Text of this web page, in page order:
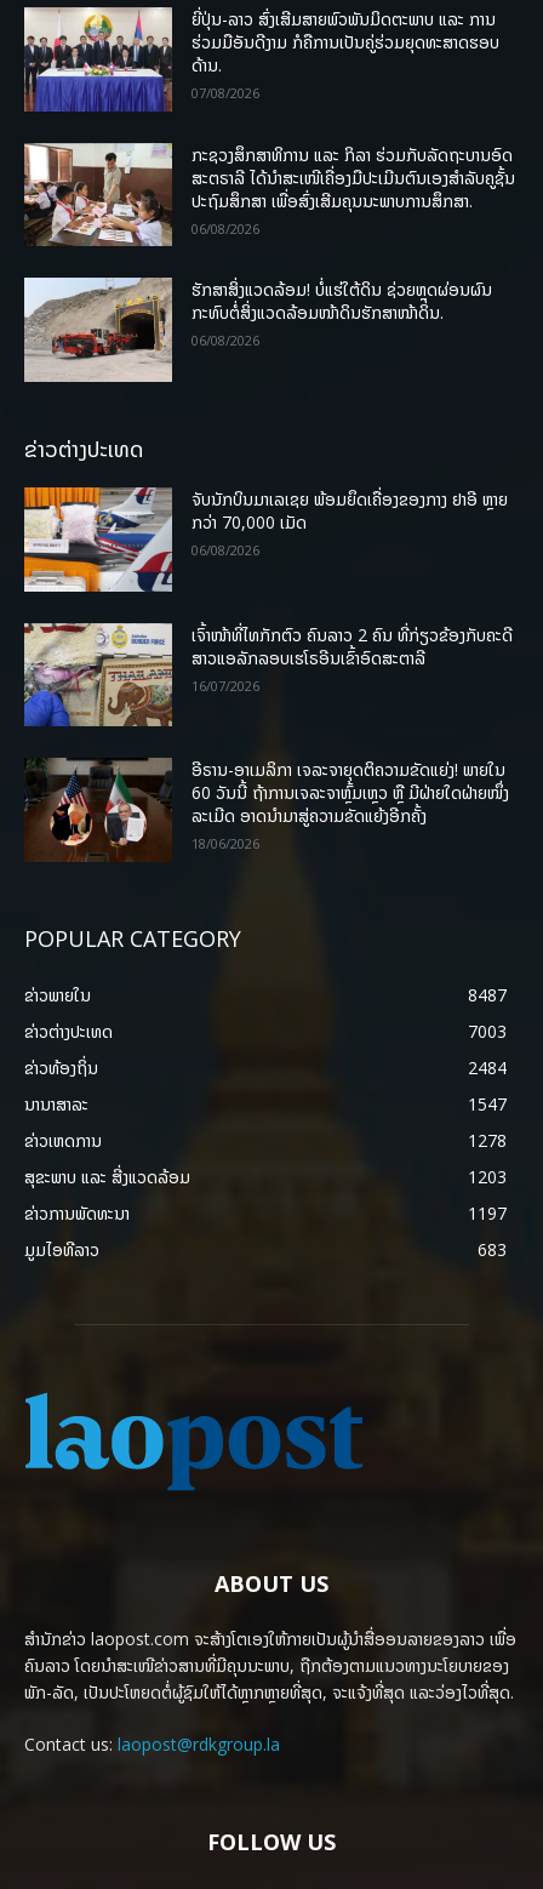
ຍີ່ປຸ່ນ-ລາວ ສົ່ງເສີມສາຍພົວພັນມິດຕະພາບ ແລະ ການ
ຮ່ວມມືອັນດີງາມ ກໍຄືການເປັນຄູ່ຮ່ວມຍຸດທະສາດຮອບ
ດ້ານ.
07/08/2026
ກະຊວງສຶກສາທິການ ແລະ ກິລາ ຮ່ວມກັບລັດຖະບານອົດ
ສະຕຣາລີ ໄດ້ນຳສະເໜີເຄື່ອງມືປະເມີນຕົນເອງສຳລັບຄູຊັ້ນ
ປະຖົມສຶກສາ ເພື່ອສົ່ງເສີມຄຸນນະພາບການສຶກສາ.
06/08/2026
ຮັກສາສິ່ງແວດລ້ອມ! ບໍ່ແຮ່ໃຕ້ດິນ ຊ່ວຍຫຼຸດຜ່ອນຜົນ
ກະທົບຕໍ່ສິ່ງແວດລ້ອມໜ້າດິນຮັກສາໜ້າດິນ.
06/08/2026
ຂ່າວຕ່າງປະເທດ
ຈັບນັກບິນມາເລເຊຍ ພ້ອມຍຶດເຄື່ອງຂອງກາງ ຢາອີ ຫຼາຍ
ກວ່າ 70,000 ເມັດ
06/08/2026
ເຈົ້າໜ້າທີ່ໄທກັກຕົວ ຄົນລາວ 2 ຄົນ ທີ່ກ່ຽວຂ້ອງກັບຄະດີ
ສາວແອລັກລອບເຮໂຣອີນເຂົ້າອົດສະຕາລີ
16/07/2026
ອີຣານ-ອາເມລິກາ ເຈລະຈາຍຸດຕິຄວາມຂັດແຍ່ງ! ພາຍໃນ
60 ວັນນີ້ ຖ້າການເຈລະຈາຫຼົ້ມເຫຼວ ຫຼື ມີຝ່າຍໃດຝ່າຍໜຶ່ງ
ລະເມີດ ອາດນໍາມາສູ່ຄວາມຂັດແຍ້ງອີກຄັ້ງ
18/06/2026
POPULAR CATEGORY
ຂ່າວພາຍ​ໃນ
8487
ຂ່າວຕ່າງປະເທດ
7003
ຂ່າວທ້ອງຖິ່ນ
2484
ນານາສາລະ
1547
ຂ່າວເຫດການ
1278
ສຸຂະພາບ ແລະ ສີ່ງແວດລ້ອມ
1203
ຂ່າວການພັດທະນາ
1197
ມູມໄອທີລາວ
683
ABOUT US
ສຳນັກຂ່າວ laopost.com ຈະສ້າງໂຕເອງໃຫ້ກາຍເປັນຜູ້ນຳສື່ອອນລາຍຂອງລາວ ເພື່ອ
ຄົນລາວ ໂດຍນຳສະເໜີຂ່າວສານທີ່ມີຄຸນນະພາບ, ຖືກຕ້ອງຕາມແນວທາງນະໂຍບາຍຂອງ
ພັກ-ລັດ, ເປັນປະໂຫຍດຕໍ່ຜູ້ຊົມໃຫ້ໄດ້ຫຼາກຫຼາຍທີ່ສຸດ, ຈະແຈ້ງທີ່ສຸດ ແລະວ່ອງໄວທີ່ສຸດ.
Contact us: laopost@rdkgroup.la
FOLLOW US